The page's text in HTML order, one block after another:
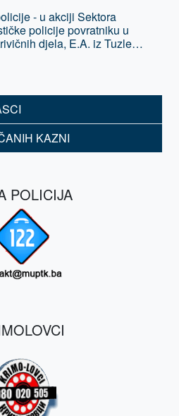
Sektora
policije povratniku u
djela, E.A. iz Tuzle
KAZNI
POLICIJA